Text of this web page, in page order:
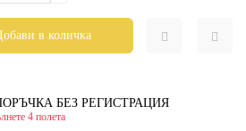
БЕЗ РЕГИСТРАЦИЯ
4 полета